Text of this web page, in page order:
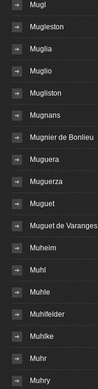
Mugl
Mugleston
Muglia
Muglio
Mugliston
Mugnans
Mugnier de Bonlieu
Muguera
Muguerza
Muguet
Muguet de Varanges
Muheim
Muhl
Muhle
Muhlfelder
Muhlke
Muhr
Muhry